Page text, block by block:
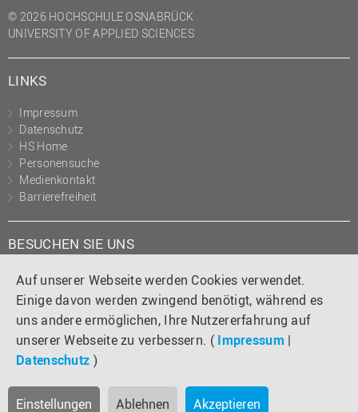
Auf unserer Webseite werden Cookies verwendet.
Einige davon werden zwingend benötigt, während es
uns andere ermöglichen, Ihre Nutzererfahrung auf
unserer Webseite zu verbessern. ( Impressum |
Datenschutz )
Einstellungen Ablehnen Akzeptieren
© 2026 HOCHSCHULE OSNABRÜCK
UNIVERSITY OF APPLIED SCIENCES
LINKS
Impressum
Datenschutz
HS Home
Personensuche
Medienkontakt
Barrierefreiheit
BESUCHEN SIE UNS
Instagram
TiktokLinkedIn
YouTube
Facebook